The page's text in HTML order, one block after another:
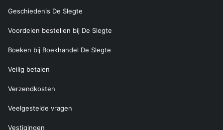
Geschiedenis De Slegte
Voordelen bestellen bij De Slegte
Boeken bij Boekhandel De Slegte
Veilig betalen
Verzendkosten
Veelgestelde vragen
Vestigingen